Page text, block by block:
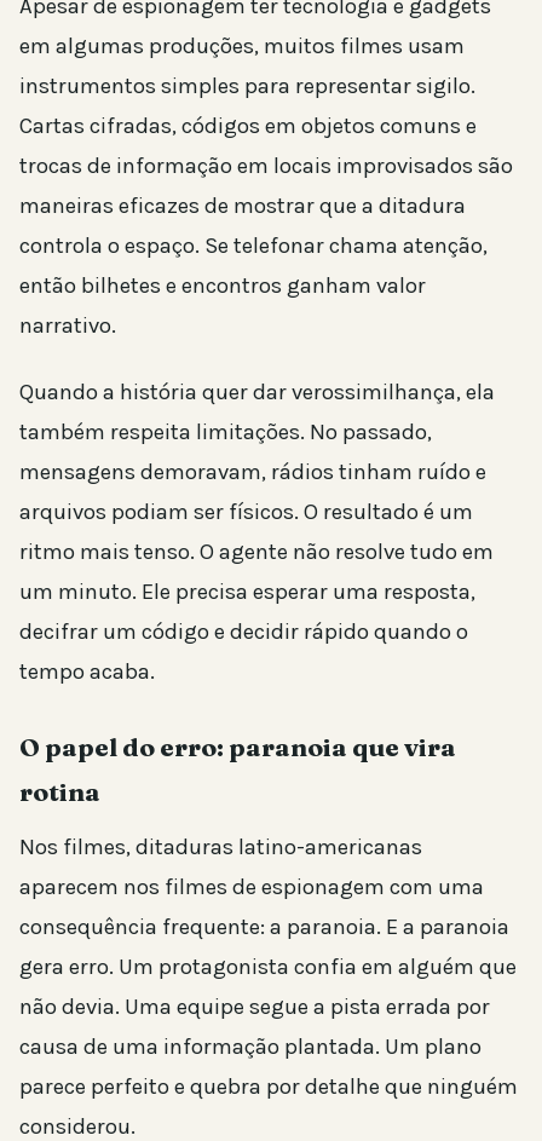
Apesar de espionagem ter tecnologia e gadgets
em algumas produções, muitos filmes usam
instrumentos simples para representar sigilo.
Cartas cifradas, códigos em objetos comuns e
trocas de informação em locais improvisados são
maneiras eficazes de mostrar que a ditadura
controla o espaço. Se telefonar chama atenção,
então bilhetes e encontros ganham valor
narrativo.
Quando a história quer dar verossimilhança, ela
também respeita limitações. No passado,
mensagens demoravam, rádios tinham ruído e
arquivos podiam ser físicos. O resultado é um
ritmo mais tenso. O agente não resolve tudo em
um minuto. Ele precisa esperar uma resposta,
decifrar um código e decidir rápido quando o
tempo acaba.
O papel do erro: paranoia que vira
rotina
Nos filmes, ditaduras latino-americanas
aparecem nos filmes de espionagem com uma
consequência frequente: a paranoia. E a paranoia
gera erro. Um protagonista confia em alguém que
não devia. Uma equipe segue a pista errada por
causa de uma informação plantada. Um plano
parece perfeito e quebra por detalhe que ninguém
considerou.